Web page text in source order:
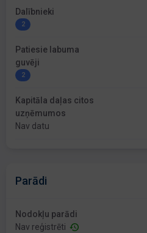
Dalībnieki
2
Patiesie labuma
guvēji
2
Kapitāla daļas citos
uzņēmumos
Nav datu
Parādi
Nodokļu parādi
Nav reģistrēti